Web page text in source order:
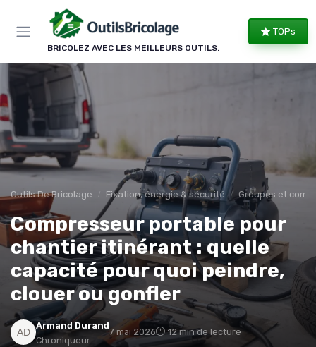
BRICOLEZ AVEC LES MEILLEURS OUTILS.
TOPs
Outils De Bricolage Fixation, énergie & sécurité Groupes et
Compresseur portable pour
chantier itinérant : quelle
capacité pour quoi peindre,
clouer ou gonfler
Armand Durand
Chroniqueur
7 mai 2026 12 min de lecture
Panneau de gestion des cookies